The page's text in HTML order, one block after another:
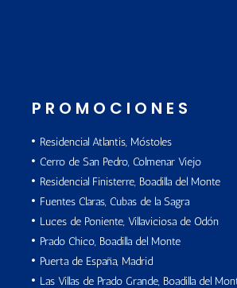
PROMOCIONES
Residencial Atlantis, Móstoles
Cerro de San Pedro, Colmenar Viejo
Residencial Finisterre, Boadilla del Monte
Fuentes Claras, Cubas de la Sagra
Luces de Poniente, Villaviciosa de Odón
Prado Chico, Boadilla del Monte
Puerta de España, Madrid
Las Villas de Prado Grande, Boadilla del